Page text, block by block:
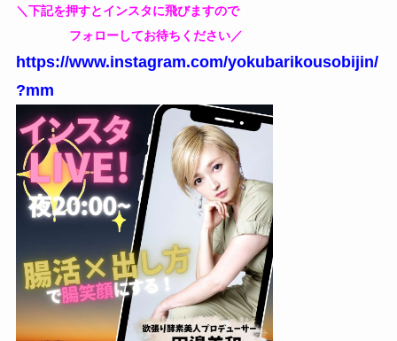
＼下記を押すとインスタに飛びますので
フォローしてお待ちください／
https://www.instagram.com/yokubarikousobijin/
?mm